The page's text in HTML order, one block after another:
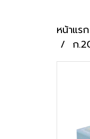
หน้าแรก
ก